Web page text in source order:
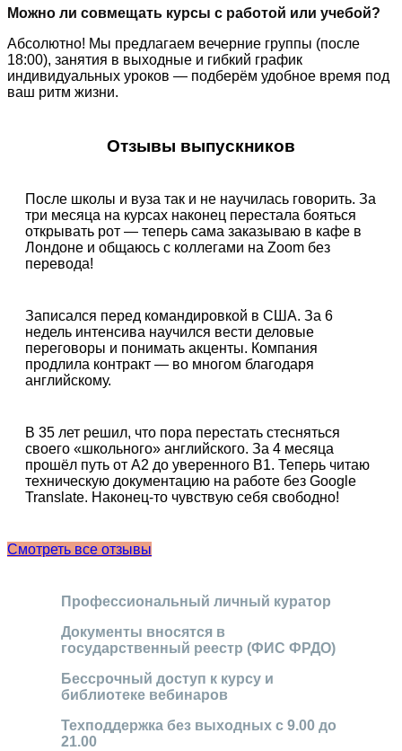
Можно ли совмещать курсы с работой или учебой?
Абсолютно! Мы предлагаем вечерние группы (после
18:00), занятия в выходные и гибкий график
индивидуальных уроков — подберём удобное время под
ваш ритм жизни.
Отзывы выпускников
После школы и вуза так и не научилась говорить. За
три месяца на курсах наконец перестала бояться
открывать рот — теперь сама заказываю в кафе в
Лондоне и общаюсь с коллегами на Zoom без
перевода!
Записался перед командировкой в США. За 6
недель интенсива научился вести деловые
переговоры и понимать акценты. Компания
продлила контракт — во многом благодаря
английскому.
В 35 лет решил, что пора перестать стесняться
своего «школьного» английского. За 4 месяца
прошёл путь от A2 до уверенного B1. Теперь читаю
техническую документацию на работе без Google
Translate. Наконец-то чувствую себя свободно!
Смотреть все отзывы
Профессиональный личный куратор
Документы вносятся в
государственный реестр (ФИС ФРДО)
Бессрочный доступ к курсу и
библиотеке вебинаров
Техподдержка без выходных с 9.00 до
21.00